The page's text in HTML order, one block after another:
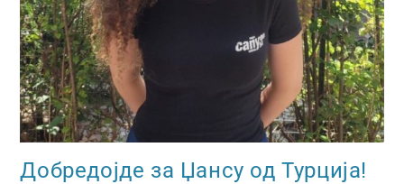
Добредојде за Џансу од Турција!